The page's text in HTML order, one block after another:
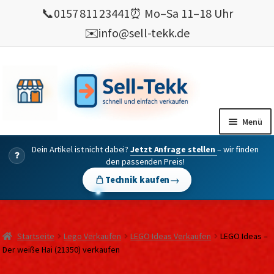
📞0157 811 23441⏰ Mo–Sa 11–18 Uhr
✉️info@sell-tekk.de
springen
springen
Menü
Mein Konto
verkaufen
💰 Bonusprogramm
?
Dein Artikel ist nicht dabei?Jetzt Anfrage stellen – wir finden
den passenden Preis!
Technik kaufen→
Startseite Lego Verkaufen LEGO Ideas Verkaufen
LEGO Ideas –
Der weiße Hai (21350) verkaufen